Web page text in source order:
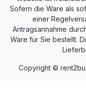
Sofern die Ware als
einer
Antragsannahme
Ware für Sie bestellt.
Copyright ©